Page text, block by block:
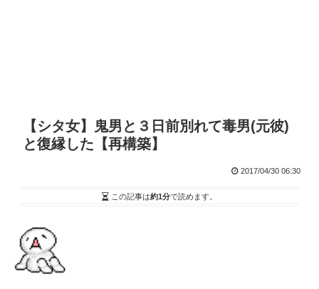
【シタ女】鬼男と３日前別れて毒男(元彼)
と復縁した【再構築】
2017/04/30 06:30
この記事は約1分で読めます。